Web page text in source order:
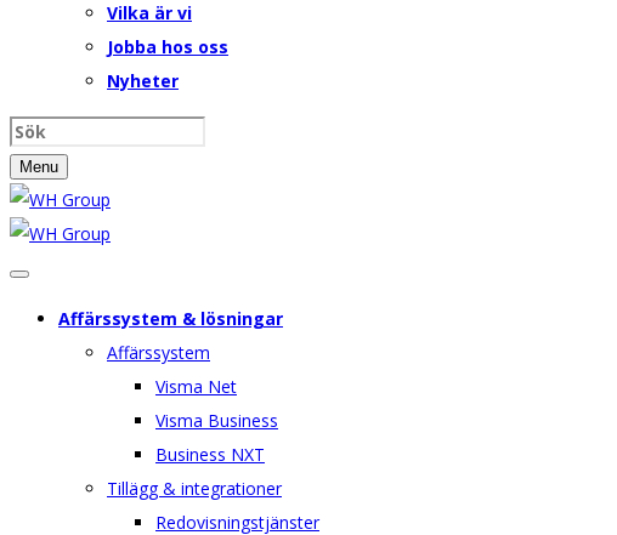
Vilka är vi
Jobba hos oss
Nyheter
Menu
Affärssystem & lösningar
Affärssystem
Visma Net
Visma Business
Business NXT
Tillägg & integrationer
Redovisningstjänster